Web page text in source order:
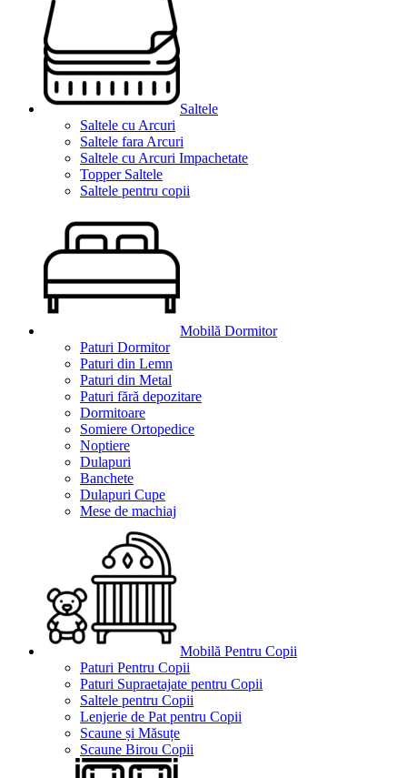
Saltele
Saltele cu Arcuri
Saltele fara Arcuri
Saltele cu Arcuri Impachetate
Topper Saltele
Saltele pentru copii
Mobilă Dormitor
Paturi Dormitor
Paturi din Lemn
Paturi din Metal
Paturi fără depozitare
Dormitoare
Somiere Ortopedice
Noptiere
Dulapuri
Banchete
Dulapuri Cupe
Mese de machiaj
Mobilă Pentru Copii
Paturi Pentru Copii
Paturi Supraetajate pentru Copii
Saltele pentru Copii
Lenjerie de Pat pentru Copii
Scaune și Măsuțe
Scaune Birou Copii